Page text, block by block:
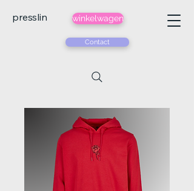
presslin winkelwagen
Contact